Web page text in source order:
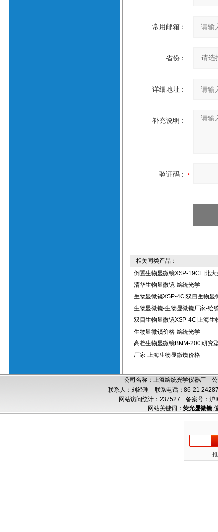
常用邮箱：
省份：
详细地址：
补充说明：
验证码：
相关同类产品：
倒置生物显微镜XSP-19CE|北大
清华生物显微镜-绘统光学
生物显微镜XSP-4C|双目生物显
生物显微镜-生物显微镜厂家-绘
双目生物显微镜XSP-4C|上海生
生物显微镜价格-绘统光学
高档生物显微镜BMM-200|研究
厂家-上海生物显微镜价格
公司名称：上海绘统光学仪器厂
联系人：刘经理 联系电话：86-21-
网站访问统计：237527 备案号：沪
网站关键词： 荧光显微镜,